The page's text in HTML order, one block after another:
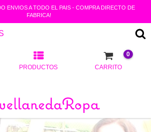
ENVIOS A TODO EL PAIS - COMPRA DIRECTO DE
FABRICA!
PRODUCTOS CARRITO
0